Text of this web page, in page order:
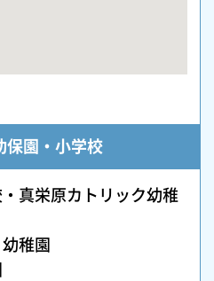
保園・小学校
真栄原カトリック幼稚
稚園